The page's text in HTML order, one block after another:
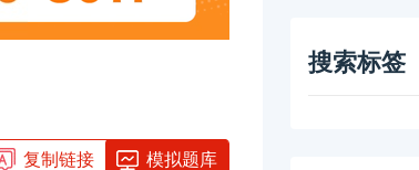
复制链接 模拟题库
搜索标签